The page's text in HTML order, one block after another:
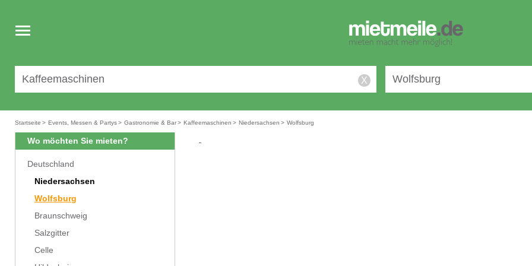
Toggle
navigation
X
Startseite > Events, Messen & Partys> Gastronomie & Bar> Kaffeemaschinen > Niedersachsen > Wolfsburg
Wo möchten Sie mieten?
Deutschland
Niedersachsen
Wolfsburg
Braunschweig
Salzgitter
Celle